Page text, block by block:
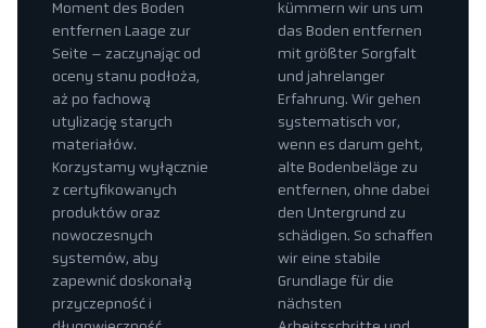
kümmern wir uns um
das Boden entfernen
mit größter Sorgfalt
und jahrelanger
Erfahrung. Wir gehen
systematisch vor,
wenn es darum geht,
alte Bodenbeläge zu
entfernen, ohne dabei
den Untergrund zu
schädigen. So schaffen
wir eine stabile
Grundlage für die
nächsten
Moment des Boden
entfernen Laage zur
Seite – zaczynając od
oceny stanu podłoża,
aż po fachową
utylizację starych
materiałów.
Korzystamy wyłącznie
z certyfikowanych
produktów oraz
nowoczesnych
systemów, aby
zapewnić doskonałą
przyczepność i